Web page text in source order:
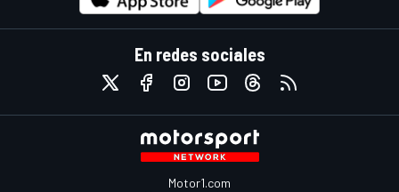
En redes sociales
Motor1.com